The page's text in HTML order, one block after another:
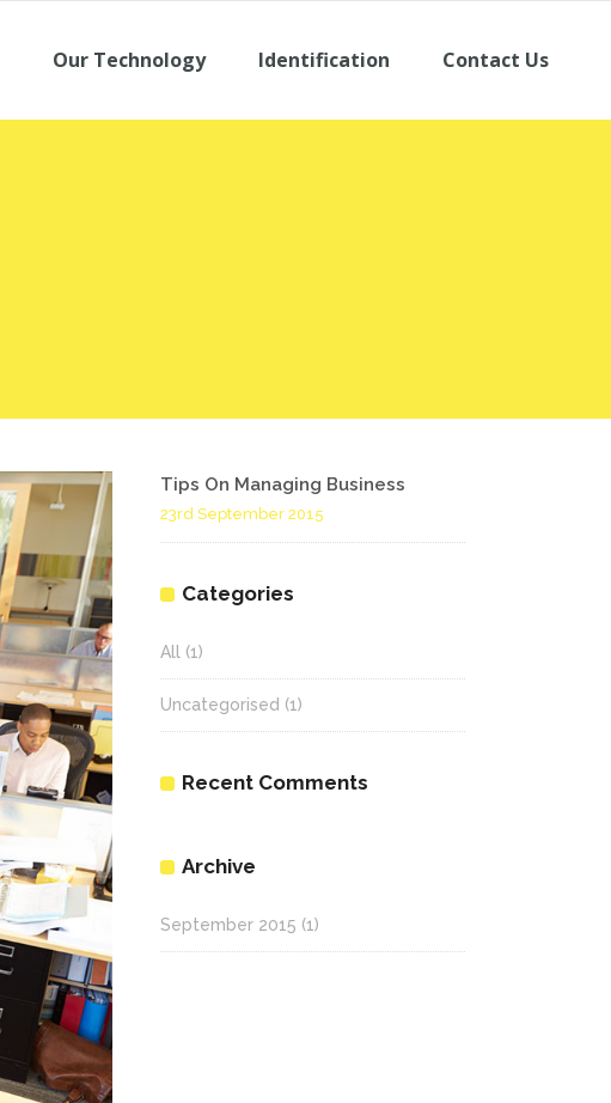
Our Technology Identification Contact Us
Tips On Managing Business
23rd September 2015
Categories
All (1)
Uncategorised (1)
Recent Comments
Archive
September 2015 (1)